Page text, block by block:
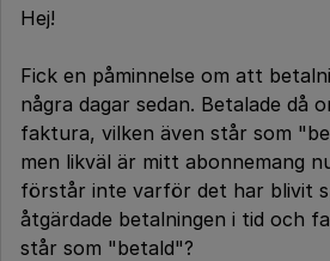
Hej!
Fick en påminnelse om att
några dagar sedan. Betalade då
faktura, vilken även står som
men likväl är mitt abonnemang
förstår inte varför det har blivit
åtgärdade betalningen i tid och
står som "betald"?